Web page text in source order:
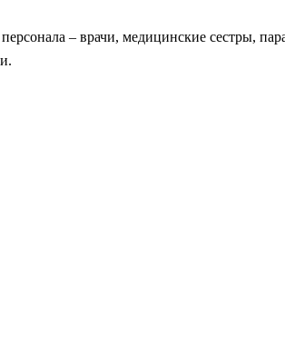
– врачи, медицинские сестры,